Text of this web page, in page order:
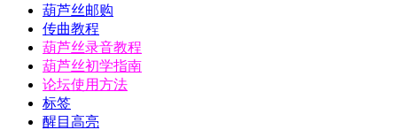
葫芦丝邮购
传曲教程
葫芦丝录音教程
葫芦丝初学指南
论坛使用方法
标签
醒目高亮